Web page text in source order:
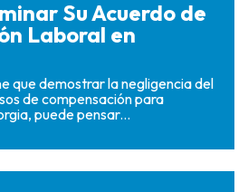
Su Acuerdo de
Laboral en
que demostrar la negligencia del
de compensación para
puede pensar...